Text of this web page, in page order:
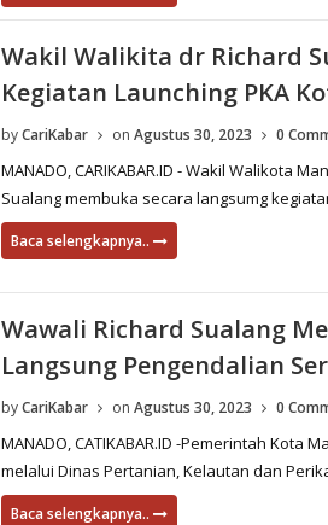
Wakil Walikita dr Richard
Kegiatan Launching PKA
byCariKabar on Agustus 30, 2023 0
MANADO, CARIKABAR.ID - Wakil Walikota
Sualang membuka secara langsumg
Baca selengkapnya..
Wawali Richard Sualang
Langsung Pengendalian
byCariKabar on Agustus 30, 2023 0
MANADO, CATIKABAR.ID -Pemerintah Kota
melalui Dinas Pertanian, Kelautan dan
Baca selengkapnya..